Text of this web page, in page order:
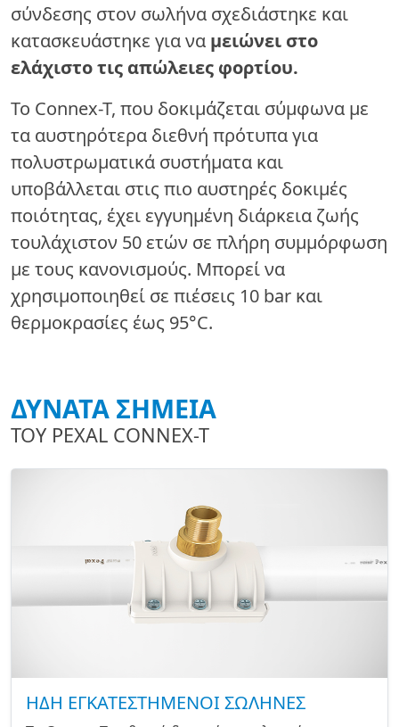
σύνδεσης στον σωλήνα σχεδιάστηκε και
κατασκευάστηκε για να μειώνει στο
ελάχιστο τις απώλειες φορτίου.
Το Connex-T, που δοκιμάζεται σύμφωνα με
τα αυστηρότερα διεθνή πρότυπα για
πολυστρωματικά συστήματα και
υποβάλλεται στις πιο αυστηρές δοκιμές
ποιότητας, έχει εγγυημένη διάρκεια ζωής
τουλάχιστον 50 ετών σε πλήρη συμμόρφωση
με τους κανονισμούς. Μπορεί να
χρησιμοποιηθεί σε πιέσεις 10 bar και
θερμοκρασίες έως 95°C.
ΔΥΝΑΤΑ ΣΗΜΕΙΑ
ΤΟΥ PEXAL CONNEX-T
ΗΔΗ ΕΓΚΑΤΕΣΤΗΜΕΝΟΙ ΣΩΛΗΝΕΣ